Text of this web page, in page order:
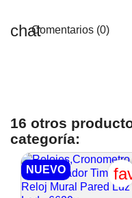
Comentarios (0)
16 otros
categoría:
NUEVO